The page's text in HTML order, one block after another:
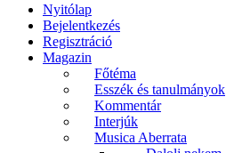
Nyitólap
Bejelentkezés
Regisztráció
Magazin
Főtéma
Esszék és tanulmányok
Kommentár
Interjúk
Musica Aberrata